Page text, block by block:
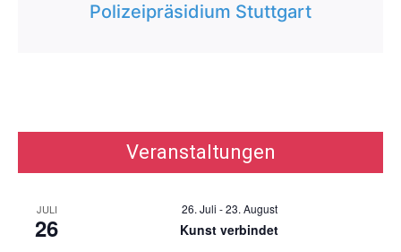
Polizeipräsidium Stuttgart
Veranstaltungen
JULI
26
26. Juli -23. August
Kunst verbindet